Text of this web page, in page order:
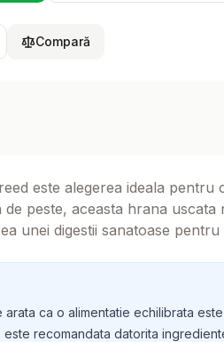
Compară
este alegerea ideala pentru
peste, aceasta hrana
unei digestii sanatoase
ca o alimentatie echilibrata
este recomandata datorita